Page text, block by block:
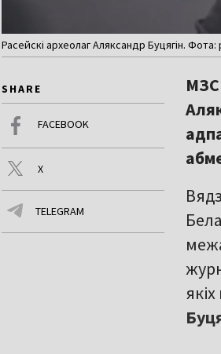
Расейскі археолаг Аляксандр Буцягін.
SHARE
FACEBOOK
X
TELEGRAM
МЗС